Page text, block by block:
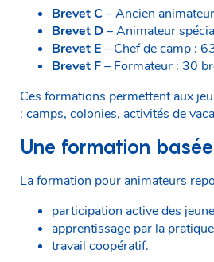
Brevet C– Ancien
Brevet D– Animateur
Brevet E– Chef de camp :
Brevet F– Formateur : 30
Ces formations permettent aux
: camps, colonies, activités de
Une formation
La formation pour animateurs
participation active des
apprentissage par la
travail coopératif.